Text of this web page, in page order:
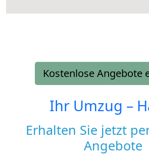
Kostenlose Angebote
Ihr Umzug –
Erhalten Sie jetzt
Angebote